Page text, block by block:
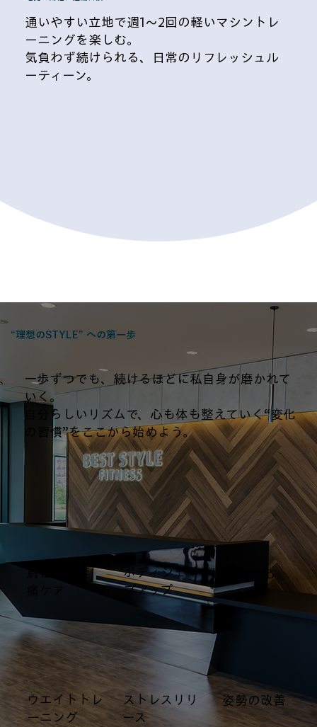
“理想のSTYLE” への第一歩
​一歩ずつでも、続けるほどに私自身が磨かれて
いく。
自分らしいリズムで、心も体も整えていく“変化
の習慣”をここから始めよう。
​肩こり・腰
​体幹の強化
​ボディシェイ
プアップ
ウエイトトレ
ーニング
​ストレスリリ
ース
​姿勢の改善
通いやすい立地で週1～2回の軽いマシントレ
ーニングを楽しむ。
気負わず続けられる、日常のリフレッシュル
ーティーン。